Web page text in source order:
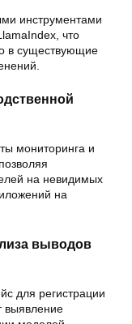
инструментами
что
в существующие
мониторинга и
на невидимых
на
выводов
для регистрации
выявление